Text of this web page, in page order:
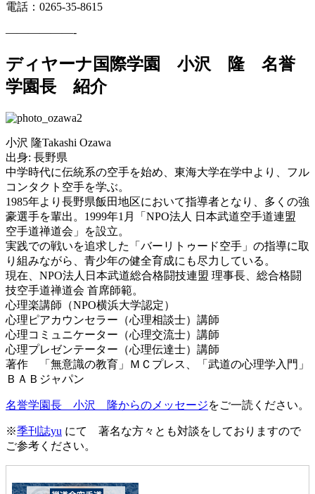
電話：0265-35-8615
——————-
ディヤーナ国際学園 小沢 隆 名誉
学園長 紹介
小沢 隆Takashi Ozawa
出身: 長野県
中学時代に伝統系の空手を始め、東海大学在学中より、フル
コンタクト空手を学ぶ。
1985年より長野県飯田地区において指導者となり、多くの強
豪選手を輩出。1999年1月「NPO法人 日本武道空手道連盟
空手道禅道会」を設立。
実践での戦いを追求した「バーリトゥード空手」の指導に取
り組みながら、青少年の健全育成にも尽力している。
現在、NPO法人日本武道総合格闘技連盟 理事長、総合格闘
技空手道禅道会 首席師範。
心理楽講師（NPO横浜大学認定）
心理ピアカウンセラー（心理相談士）講師
心理コミュニケーター（心理交流士）講師
心理プレゼンテーター（心理伝達士）講師
著作 「無意識の教育」ＭＣプレス、「武道の心理学入門」
ＢＡＢジャパン
名誉学園長 小沢 隆からのメッセージをご一読ください。
※季刊誌yu にて 著名な方々とも対談をしておりますので
ご参考ください。